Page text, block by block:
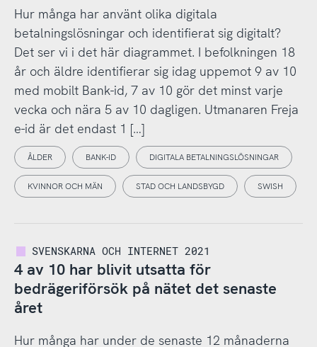
Hur många har använt olika digitala
betalningslösningar och identifierat sig digitalt?
Det ser vi i det här diagrammet. I befolkningen 18
år och äldre identifierar sig idag uppemot 9 av 10
med mobilt Bank-id, 7 av 10 gör det minst varje
vecka och nära 5 av 10 dagligen. Utmanaren Freja
e-id är det endast 1 […]
ÅLDER BANK-ID DIGITALA BETALNINGSLÖSNINGAR
KVINNOR OCH MÄN STAD OCH LANDSBYGD SWISH
SVENSKARNA OCH INTERNET 2021
4 av 10 har blivit utsatta för
bedrägeriförsök på nätet det senaste
året
Hur många har under de senaste 12 månaderna